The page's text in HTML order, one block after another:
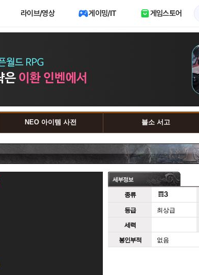
라이브/영상 게이밍/IT 게임스토어
NEO 아이템 사전 블소 서고
세부정보
종류
등급 최상급
세력
봉인부적 없음